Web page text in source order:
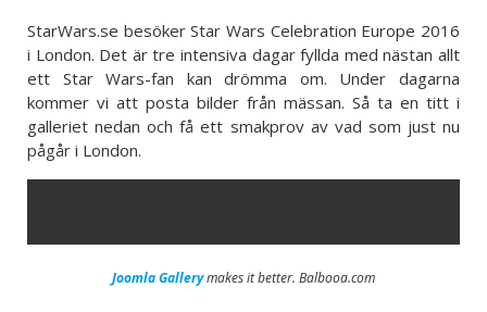
StarWars.se besöker Star Wars Celebration Europe 2016
i London. Det är tre intensiva dagar fyllda med nästan allt
ett Star Wars-fan kan drömma om. Under dagarna
kommer vi att posta bilder från mässan. Så ta en titt i
galleriet nedan och få ett smakprov av vad som just nu
pågår i London.
Joomla Gallerymakes it better. Balbooa.com